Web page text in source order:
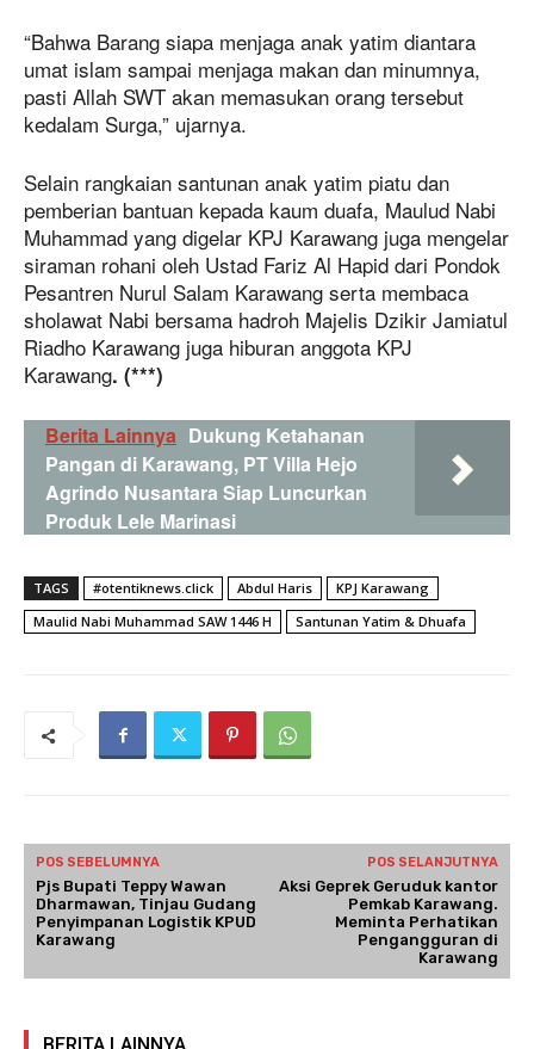
“Bahwa Barang siapa menjaga anak yatim diantara
umat islam sampai menjaga makan dan minumnya,
pasti Allah SWT akan memasukan orang tersebut
kedalam Surga,” ujarnya.
Selain rangkaian santunan anak yatim piatu dan
pemberian bantuan kepada kaum duafa, Maulud Nabi
Muhammad yang digelar KPJ Karawang juga mengelar
siraman rohani oleh Ustad Fariz Al Hapid dari Pondok
Pesantren Nurul Salam Karawang serta membaca
sholawat Nabi bersama hadroh Majelis Dzikir Jamiatul
Riadho Karawang juga hiburan anggota KPJ
Karawang. (***)
Berita Lainnya Dukung Ketahanan
Pangan di Karawang, PT Villa Hejo
Agrindo Nusantara Siap Luncurkan
Produk Lele Marinasi
TAGS #otentiknews.click Abdul Haris
KPJ Karawang
Maulid Nabi Muhammad SAW 1446 H
Santunan Yatim & Dhuafa
POS SEBELUMNYA
Pjs Bupati Teppy Wawan
Dharmawan, Tinjau Gudang
Penyimpanan Logistik KPUD
Karawang
POS SELANJUTNYA
Aksi Geprek Geruduk kantor
Pemkab Karawang.
Meminta Perhatikan
Pengangguran di
Karawang